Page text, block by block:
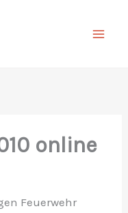
online
Feuerwehr